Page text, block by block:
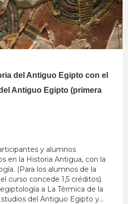
del Antiguo Egipto con el
Antiguo Egipto (primera
y alumnos
en la Historia Antigua, con la
(Para los alumnos de la
curso concede 1,5 créditos).
a La Térmica de la
del Antiguo Egipto y...